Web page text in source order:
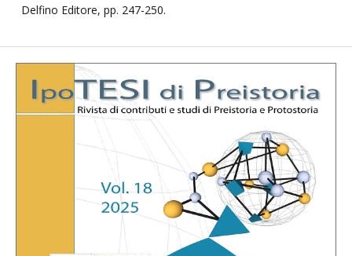
Delfino Editore, pp. 247-250.